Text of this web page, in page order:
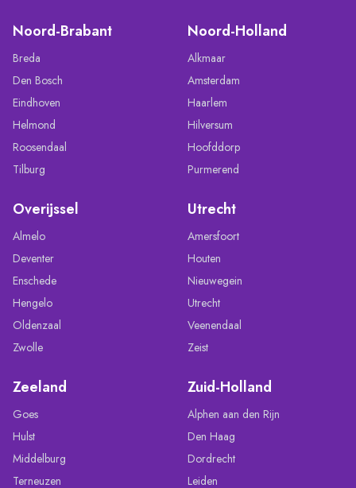
Noord-Brabant
Breda
Den Bosch
Eindhoven
Helmond
Roosendaal
Tilburg
Noord-Holland
Alkmaar
Amsterdam
Haarlem
Hilversum
Hoofddorp
Purmerend
Overijssel
Almelo
Deventer
Enschede
Hengelo
Oldenzaal
Zwolle
Utrecht
Amersfoort
Houten
Nieuwegein
Utrecht
Veenendaal
Zeist
Zeeland
Goes
Hulst
Middelburg
Terneuzen
Zuid-Holland
Alphen aan den Rijn
Den Haag
Dordrecht
Leiden